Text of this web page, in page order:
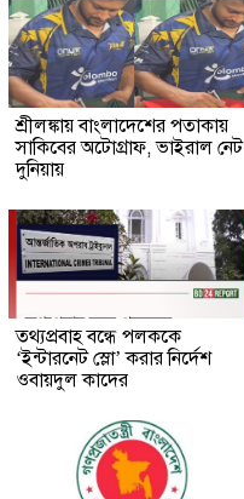
শ্রীলঙ্কায় বাংলাদেশের পতাকায়
সাকিবের অটোগ্রাফ, ভাইরাল নেট
দুনিয়ায়
তথ্যপ্রবাহ বন্ধে পলককে
‘ইন্টারনেট স্লো’ করার নির্দেশ
ওবায়দুল কাদের